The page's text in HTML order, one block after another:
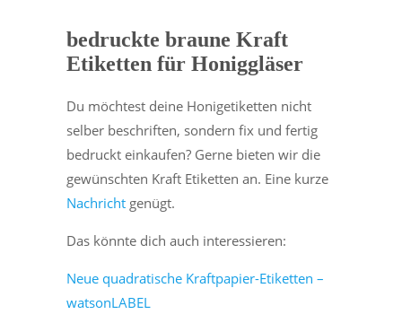
bedruckte braune Kraft
Etiketten für Honiggläser
Du möchtest deine Honigetiketten nicht
selber beschriften, sondern fix und fertig
bedruckt einkaufen? Gerne bieten wir die
gewünschten Kraft Etiketten an. Eine kurze
Nachricht genügt.
Das könnte dich auch interessieren:
Neue quadratische Kraftpapier-Etiketten –
watsonLABEL